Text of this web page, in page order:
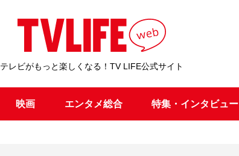
テレビがもっと楽しくなる！TV LIFE公式サイト
映画 エンタメ総合 特集・インタビュー